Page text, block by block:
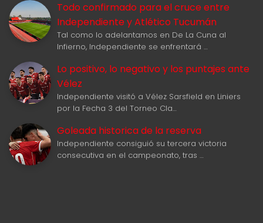
Todo confirmado para el cruce entre
Independiente y Atlético Tucumán
Tal como lo adelantamos en De La Cuna al
Infierno, Independiente se enfrentará …
Lo positivo, lo negativo y los puntajes ante
Vélez
Independiente visitó a Vélez Sarsfield en Liniers
por la Fecha 3 del Torneo Cla…
Goleada historica de la reserva
Independiente consiguió su tercera victoria
consecutiva en el campeonato, tras …